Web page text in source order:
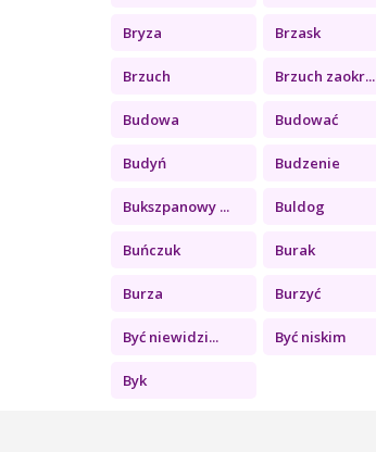
Bryza Brzask
Brzuch Brzuch zaokr...
Budowa Budować
Budyń Budzenie
Bukszpanowy ... Buldog
Buńczuk Burak
Burza Burzyć
Być niewidzi... Być niskim
Byk